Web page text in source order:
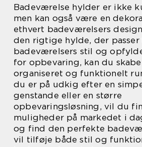
Badeværelse hylder er ikke
men kan også være en
ethvert badeværelsers
den rigtige hylde, der
badeværelsers stil og
for opbevaring, kan du
organiseret og funktionelt
du er på udkig efter en
genstande eller en større
opbevaringsløsning, vil du
muligheder på markedet i
og find den perfekte
vil tilføje både stil og